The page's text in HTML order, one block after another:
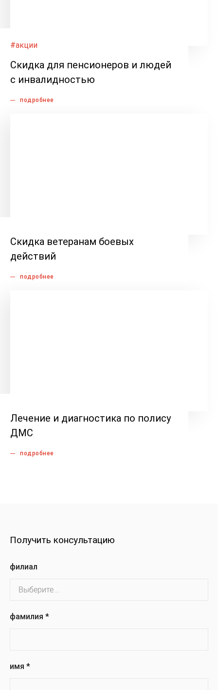
#акции
Скидка для пенсионеров и людей
с инвалидностью
подробнее
Скидка ветеранам боевых
действий
подробнее
Лечение и диагностика по полису
ДМС
подробнее
Получить консультацию
филиал
фамилия *
имя *